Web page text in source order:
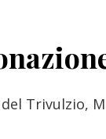
Trivulzio,